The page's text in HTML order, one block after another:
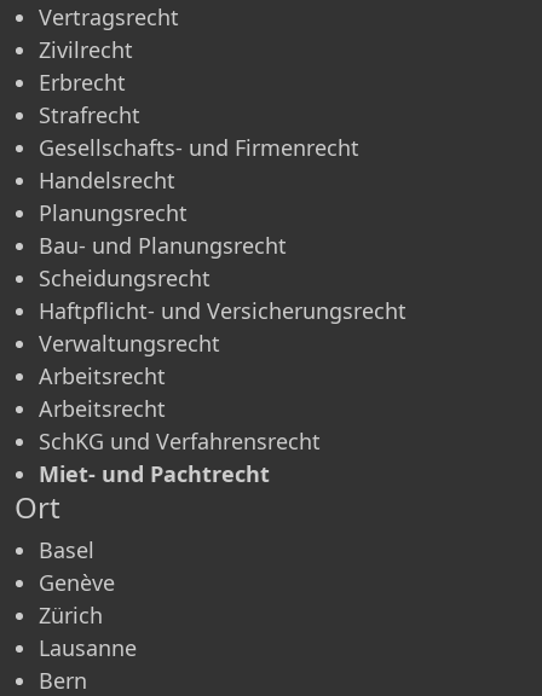
Vertragsrecht
Zivilrecht
Erbrecht
Strafrecht
Gesellschafts- und Firmenrecht
Handelsrecht
Planungsrecht
Bau- und Planungsrecht
Scheidungsrecht
Haftpflicht- und Versicherungsrecht
Verwaltungsrecht
Arbeitsrecht
Arbeitsrecht
SchKG und Verfahrensrecht
Miet- und Pachtrecht
Ort
Basel
Genève
Zürich
Lausanne
Bern